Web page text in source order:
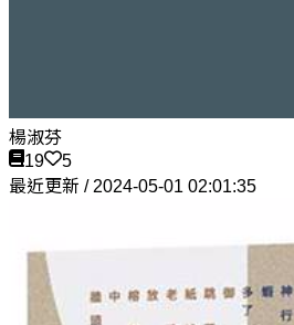
楊淑芬
19
5
最近更新 / 2024-05-01 02:01:35